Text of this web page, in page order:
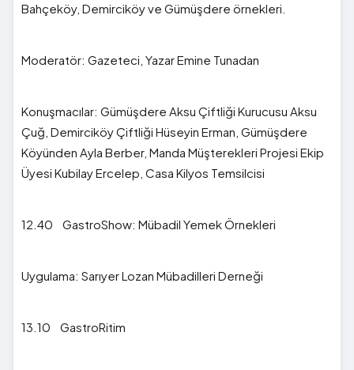
Bahçeköy, Demirciköy ve Gümüşdere örnekleri.
Moderatör: Gazeteci, Yazar Emine Tunadan
Konuşmacılar: Gümüşdere Aksu Çiftliği Kurucusu Aksu
Çuğ, Demirciköy Çiftliği Hüseyin Erman, Gümüşdere
Köyünden Ayla Berber, Manda Müşterekleri Projesi Ekip
Üyesi Kubilay Ercelep, Casa Kilyos Temsilcisi
12.40 GastroShow: Mübadil Yemek Örnekleri
Uygulama: Sarıyer Lozan Mübadilleri Derneği
13.10 GastroRitim